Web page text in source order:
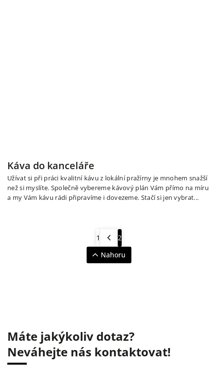
Káva do kanceláře
Užívat si při práci kvalitní kávu z lokální pražírny je mnohem snažší
než si myslíte. Společně vybereme kávový plán Vám přímo na míru
a my Vám kávu rádi připravíme i dovezeme. Stačí si jen vybrat...
1
2
Nahoru
Máte jakýkoliv dotaz?
Neváhejte nás kontaktovat!